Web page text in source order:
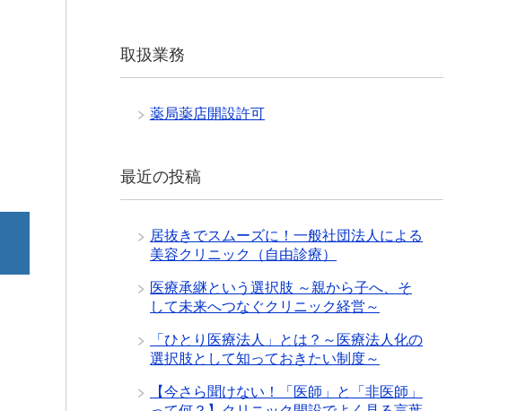
取扱業務
薬局薬店開設許可
最近の投稿
居抜きでスムーズに！一般社団法人による
美容クリニック（自由診療）
医療承継という選択肢 ～親から子へ、そ
して未来へつなぐクリニック経営～
「ひとり医療法人」とは？～医療法人化の
選択肢として知っておきたい制度～
【今さら聞けない！「医師」と「非医師」